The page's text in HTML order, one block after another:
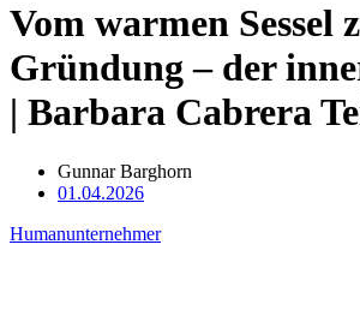
Vom warmen Sessel
Gründung – der
| Barbara Cabrera
Gunnar Barghorn
01.04.2026
Humanunternehmer